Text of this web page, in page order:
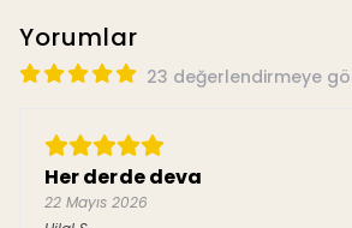
Yorumlar
23 değerlendirmeye
Her derde deva
22 Mayıs 2026